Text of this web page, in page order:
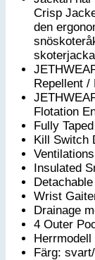
Crisp
den
Repellent /
Flotation
Fully
Kill Switch
Insulated
Wrist
Drainage
4 Outer
Herrmodell
Färg: